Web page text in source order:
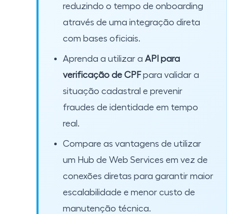
reduzindo o tempo de onboarding
através de uma integração direta
com bases oficiais.
Aprenda a utilizar a API para
verificação de CPFpara validar a
situação cadastral e prevenir
fraudes de identidade em tempo
real.
Compare as vantagens de utilizar
um Hub de Web Services em vez de
conexões diretas para garantir maior
escalabilidade e menor custo de
manutenção técnica.